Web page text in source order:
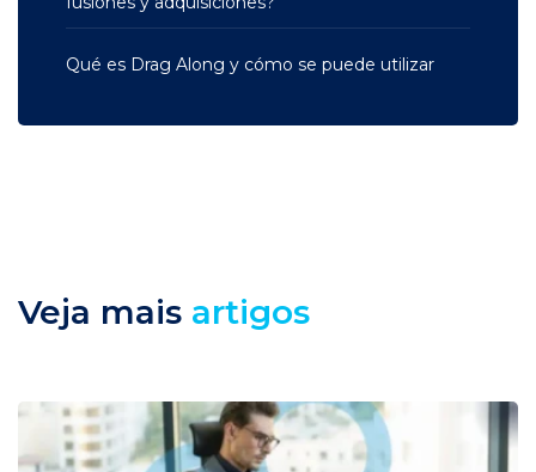
Qué es Drag Along y cómo se puede utilizar
Veja mais artigos